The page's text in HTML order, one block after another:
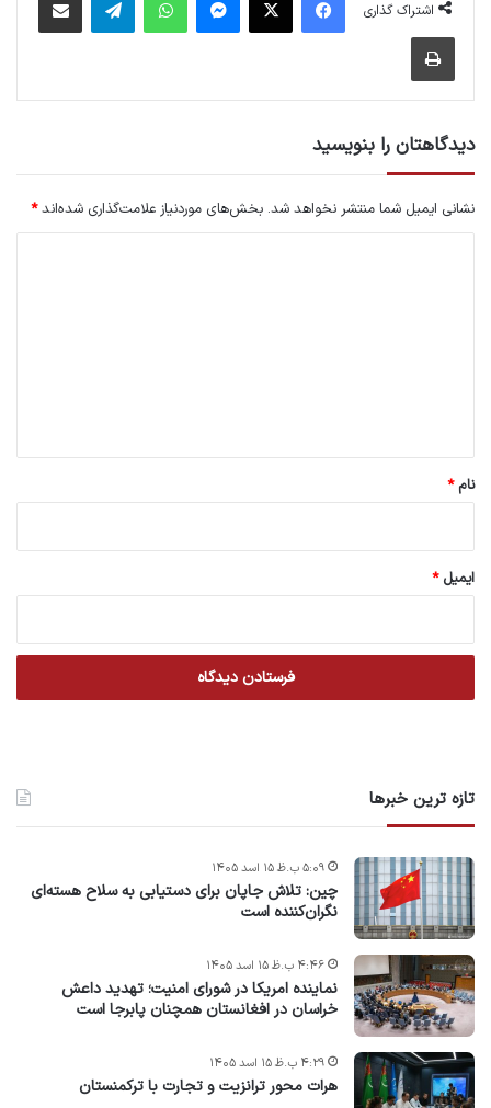
اشتراک گذاری
چاپ
دیدگاهتان را بنویسید
نشانی ایمیل شما منتشر نخواهد شد. بخش‌های موردنیاز علامت‌گذاری شده‌اند*
نام*
ایمیل*
تازه ترین خبرها
چین: تلاش جاپان برای دستیابی به سلاح هسته‌ای
نگران‌کننده است
۵:۰۹ ب.ظ ۱۵ اسد ۱۴۰۵
نماینده امریکا در شورای امنیت؛ تهدید داعش
خراسان در افغانستان همچنان پابرجا است
۴:۴۶ ب.ظ ۱۵ اسد ۱۴۰۵
هرات محور ترانزیت و تجارت با ترکمنستان
۴:۲۹ ب.ظ ۱۵ اسد ۱۴۰۵